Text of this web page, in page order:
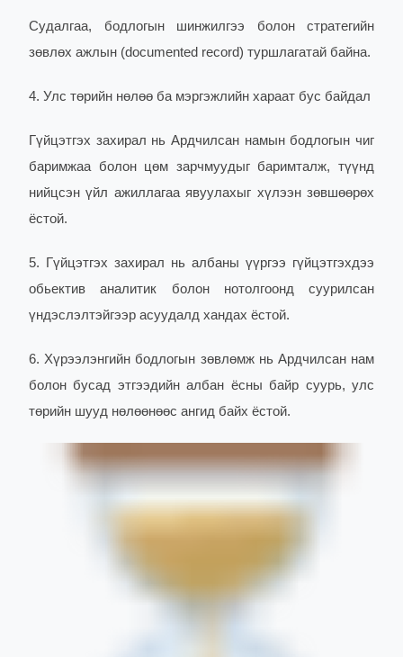
Судалгаа, бодлогын шинжилгээ болон стратегийн
зөвлөх ажлын (documented record) туршлагатай байна.
4. Улс төрийн нөлөө ба мэргэжлийн хараат бус байдал
Гүйцэтгэх захирал нь Ардчилсан намын бодлогын чиг
баримжаа болон цөм зарчмуудыг баримталж, түүнд
нийцсэн үйл ажиллагаа явуулахыг хүлээн зөвшөөрөх
ёстой.
5. Гүйцэтгэх захирал нь албаны үүргээ гүйцэтгэхдээ
обьектив аналитик болон нотолгоонд суурилсан
үндэслэлтэйгээр асуудалд хандах ёстой.
6. Хүрээлэнгийн бодлогын зөвлөмж нь Ардчилсан нам
болон бусад этгээдийн албан ёсны байр суурь, улс
төрийн шууд нөлөөнөөс ангид байх ёстой.